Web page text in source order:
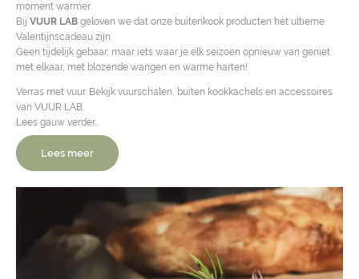
moment warmer.
Bij VUUR LAB geloven we dat onze buitenkook producten hét ultieme
Valentijnscadeau zijn.
Geen tijdelijk gebaar, maar iets waar je elk seizoen opnieuw van geniet
met elkaar, met blozende wangen en warme harten!
Verras met vuur. Bekijk vuurschalen, buiten kookkachels en accessoires
van VUUR LAB.
Lees gauw verder…
Lees meer